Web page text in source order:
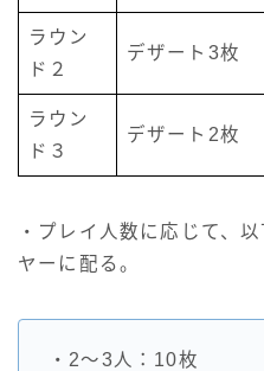
ラウン
ド２
デザート3枚
ラウン
ド３
デザート2枚
・プレイ人数に応じて、
ヤーに配る。
・2～3人：10枚